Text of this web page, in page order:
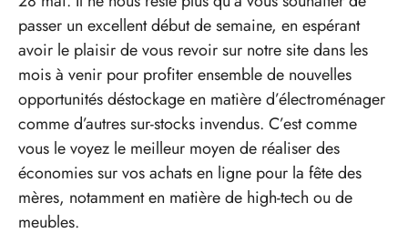
passer un excellent début de semaine, en espérant
avoir le plaisir de vous revoir sur notre site dans les
mois à venir pour profiter ensemble de nouvelles
opportunités déstockage en matière d’électroménager
comme d’autres sur-stocks invendus. C’est comme
vous le voyez le meilleur moyen de réaliser des
économies sur vos achats en ligne pour la fête des
mères, notamment en matière de high-tech ou de
meubles.